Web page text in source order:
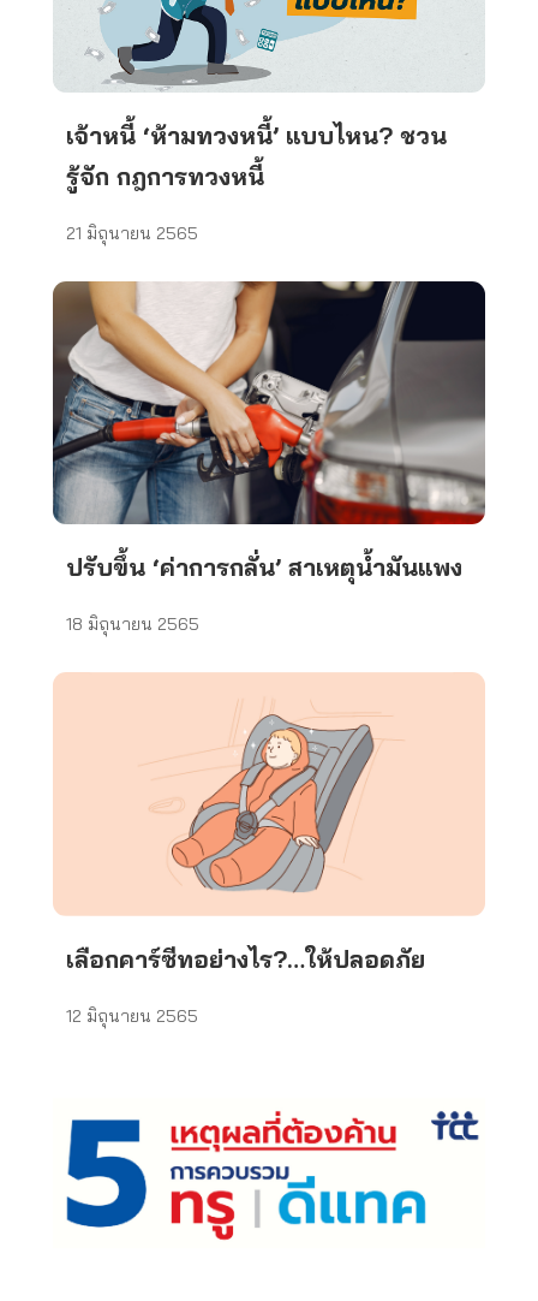
เจ้าหนี้ ‘ห้ามทวงหนี้’ แบบไหน? ชวน
รู้จัก กฎการทวงหนี้
21 มิถุนายน 2565
ปรับขึ้น ‘ค่าการกลั่น’ สาเหตุน้ำมันแพง
18 มิถุนายน 2565
เลือกคาร์ซีทอย่างไร?…ให้ปลอดภัย
12 มิถุนายน 2565